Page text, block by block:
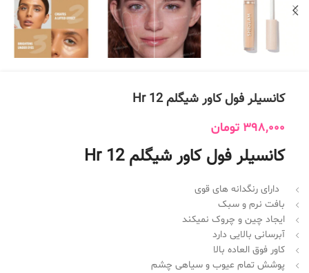
کانسیلر فول کاور شیگلم 12 Hr
398,000 تومان
کانسیلر فول کاور شیگلم 12 Hr
دارای رنگدانه های قوی
بافت نرم و سبک
ایجاد چین و چروک نمیکند
آبرسانی بالایی دارد
کاور فوق العاده بالا
پوشش تمام عیوب و سیاهی چشم